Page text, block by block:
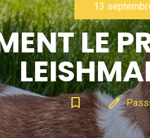
13
LE
bookmark_border edit